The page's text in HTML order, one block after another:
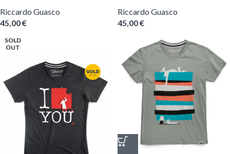
Riccardo Guasco
45,00€
Riccardo Guasco
45,00€
SOLD
OUT